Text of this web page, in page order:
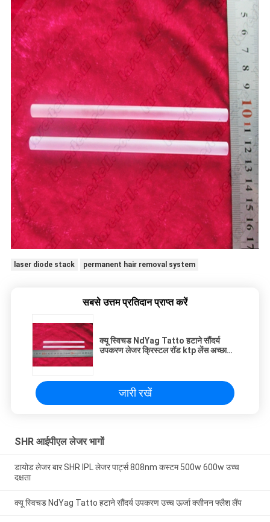
laser diode stack permanent hair removal system
सबसे उत्तम प्रतिदान प्राप्त करें
क्यू स्विचड NdYag Tatto हटाने सौंदर्य
उपकरण लेजर क्रिस्टल रॉड ktp लेंस अच्छा
जारी रखें
SHR आईपीएल लेजर भागों
डायोड लेजर बार SHR IPL लेजर पार्ट्स 808nm कस्टम 500w 600w उच्च
दक्षता
क्यू स्विचड NdYag Tatto हटाने सौंदर्य उपकरण उच्च ऊर्जा क्सीनन फ्लैश लैंप